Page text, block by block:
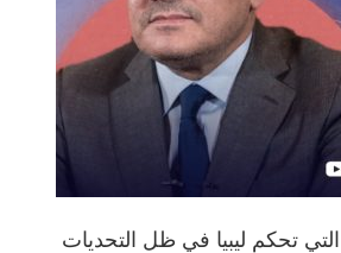
تحكم ليبيا في ظل التحديات